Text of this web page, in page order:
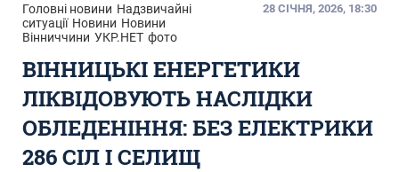
Головні новини Надзвичайні
ситуації Новини Новини
Вінниччини УКР.НЕТ фото
28 СІЧНЯ, 2026, 18:30
ВІННИЦЬКІ ЕНЕРГЕТИКИ
ЛІКВІДОВУЮТЬ НАСЛІДКИ
ОБЛЕДЕНІННЯ: БЕЗ ЕЛЕКТРИКИ
286 СІЛ І СЕЛИЩ